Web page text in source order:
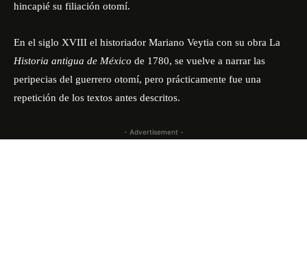
hincapié su filiación otomí.
En el siglo XVIII el historiador Mariano Veytia con su obra La
Historia antigua de México de 1780, se vuelve a narrar las
peripecias del guerrero otomí, pero prácticamente fue una
repetición de los textos antes descritos.
- Advertisement -